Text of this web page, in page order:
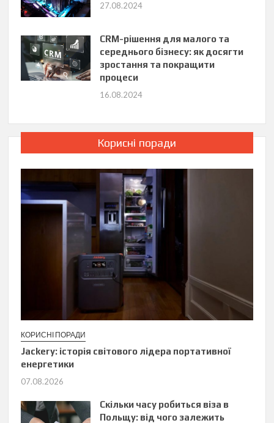
27.08.2024
CRM-рішення для малого та
середнього бізнесу: як досягти
зростання та покращити
процеси
16.08.2024
Корисні поради
КОРИСНІ ПОРАДИ
Jackery: історія світового лідера портативної
енергетики
07.08.2026
Скільки часу робиться віза в
Польщу: від чого залежить